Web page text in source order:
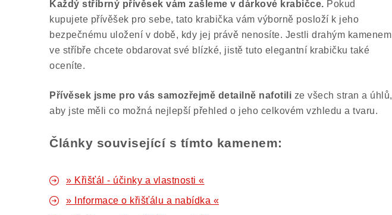
Každý stříbrný přívěsek vám zašleme v dárkové krabičce. Pokud
kupujete přívěšek pro sebe, tato krabička vám výborně posloží k jeho
bezpečnému uložení v době, kdy jej právě nenosíte. Jestli drahým kamenem
ve stříbře chcete obdarovat své blízké, jistě tuto elegantní krabičku také
oceníte.
Přívěsek jsme pro vás samozřejmě detailně nafotili ze všech stran a úhlů,
aby jste měli co možná nejlepší přehled o jeho celkovém vzhledu a tvaru.
Články související s tímto kamenem:
» Křišťál - účinky a vlastnosti «
» Informace o křišťálu a nabídka «